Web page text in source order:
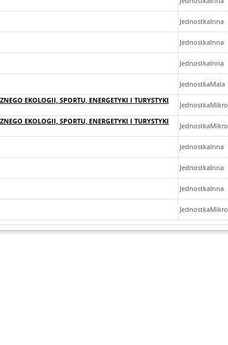
JednostkaInna
JednostkaInna
JednostkaInna
JednostkaMala
EKOLOGII, SPORTU, ENERGETYKI I TURYSTYKI
JednostkaMikro
EKOLOGII, SPORTU, ENERGETYKI I TURYSTYKI
JednostkaMikro
JednostkaInna
JednostkaInna
JednostkaInna
JednostkaMikro